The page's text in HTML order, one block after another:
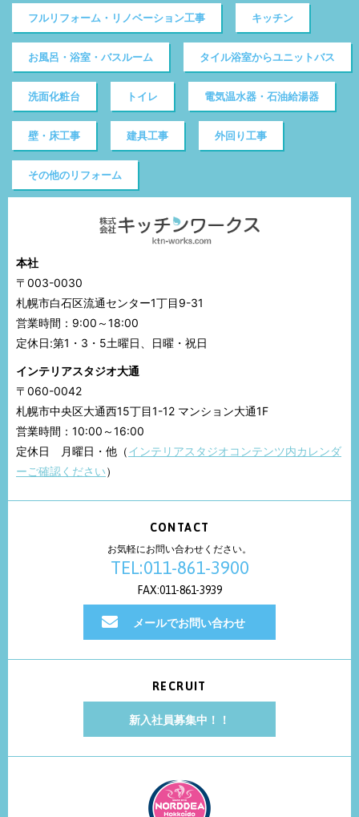
フルリフォーム・リノベーション工事 キッチン
お風呂・浴室・バスルーム タイル浴室からユニットバス
洗面化粧台 トイレ 電気温水器・石油給湯器
壁・床工事 建具工事 外回り工事
その他のリフォーム
本社
〒003-0030
札幌市白石区流通センター1丁目9-31
営業時間：9:00～18:00
定休日:第1・3・5土曜日、日曜・祝日
インテリアスタジオ大通
〒060-0042
札幌市中央区大通西15丁目1-12 マンション大通1F
営業時間：10:00～16:00
定休日 月曜日・他（インテリアスタジオコンテンツ内カレンダ
ーご確認ください）
CONTACT
お気軽にお問い合わせください。
TEL:011-861-3900
FAX:011-861-3939
メールでお問い合わせ
RECRUIT
新入社員募集中！！